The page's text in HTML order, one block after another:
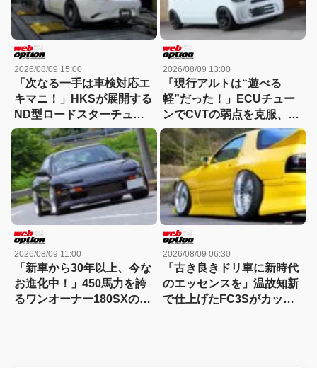
2026/08/09 15:00
「次なる一手は車検対応エ
キマニ！」HKSが展開する
ND型ロードスターチュー
ニング最前線
2026/08/09 13:00
「現行アルトは“遊べる
軽”だった！」ECUチュー
ンでCVTの弱点を克服、ス
ポーツ性能が大幅進化
2026/08/09 11:00
「新車から30年以上、今な
お進化中！」450馬力を誇
るワンオーナー180SXの現
2026/08/09 06:30
「古き良きドリ車に新時代
のエッセンスを」温故知新
で仕上げたFC3Sがカッコ